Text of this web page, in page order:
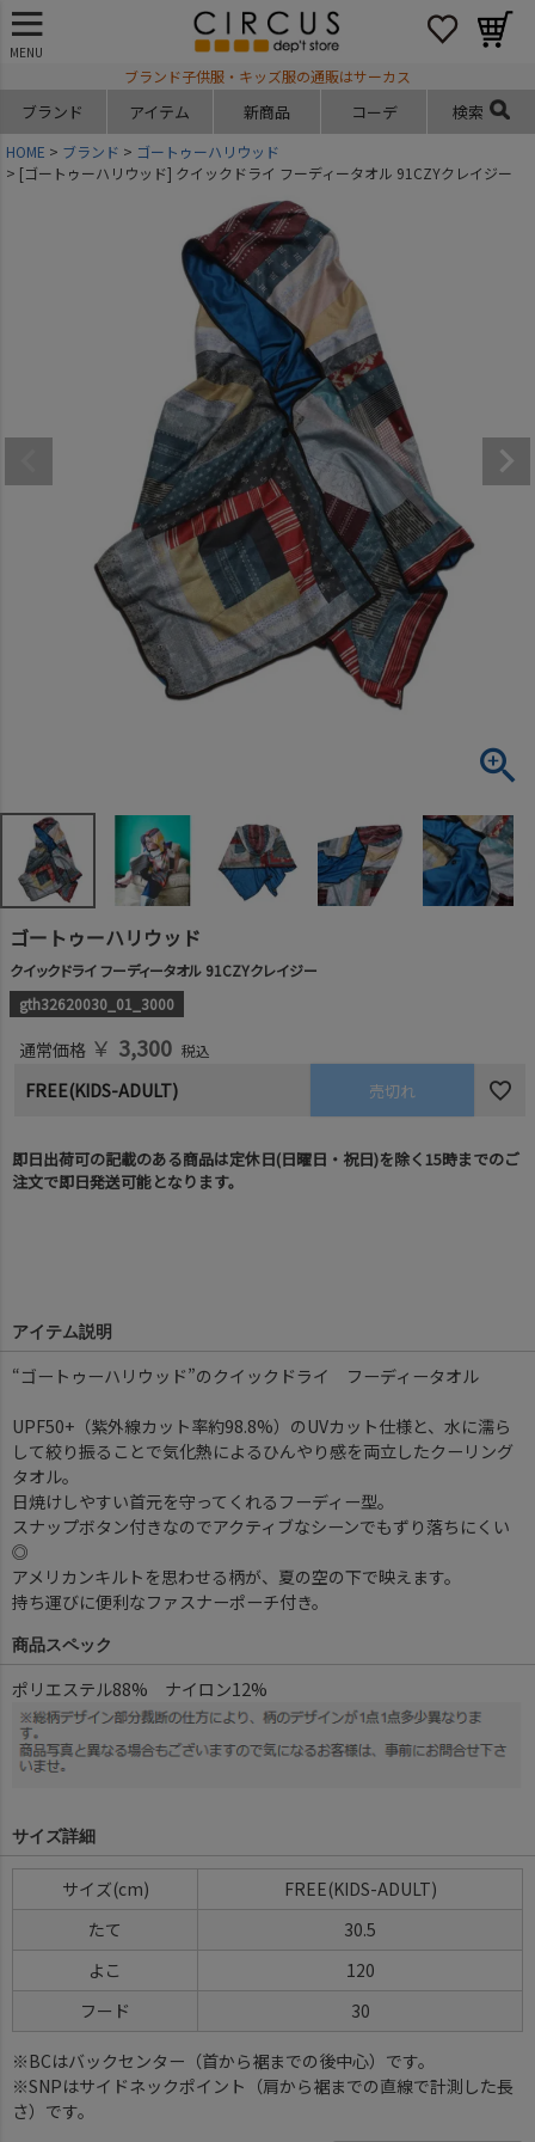
MENU
ブランド子供服・キッズ服の通販はサーカス
ブランド アイテム 新商品 コーデ 検索
HOME ブランド
ゴートゥーハリウッド
[ゴートゥーハリウッド] クイックドライ フーディータオル 91CZYクレイジー
ゴートゥーハリウッド
クイックドライ フーディータオル 91CZYクレイジー
gth32620030_01_3000
通常価格 ￥ 3,300 税込
FREE(KIDS-ADULT) 売切れ
即日出荷可の記載のある商品は定休日(日曜日・祝日)を除く15時までのご
注文で即日発送可能となります。
アイテム説明
“ゴートゥーハリウッド”のクイックドライ フーディータオル
UPF50+（紫外線カット率約98.8%）のUVカット仕様と、水に濡ら
して絞り振ることで気化熱によるひんやり感を両立したクーリング
タオル。
日焼けしやすい首元を守ってくれるフーディー型。
スナップボタン付きなのでアクティブなシーンでもずり落ちにくい
◎
アメリカンキルトを思わせる柄が、夏の空の下で映えます。
持ち運びに便利なファスナーポーチ付き。
商品スペック
ポリエステル88% ナイロン12%
サイズ詳細
サイズ(cm)
FREE(KIDS-ADULT)
たて
30.5
よこ
120
フード
30
※BCはバックセンター（首から裾までの後中心）です。
※SNPはサイドネックポイント（肩から裾までの直線で計測した長
さ）です。